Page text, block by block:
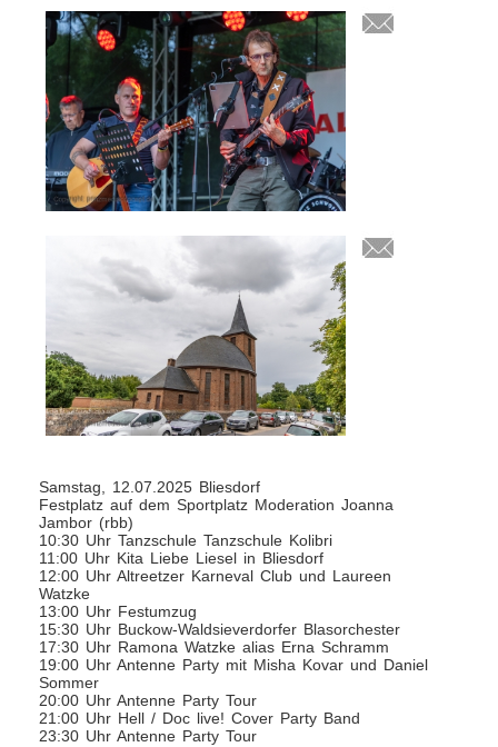
Samstag, 12.07.2025 Bliesdorf
Festplatz auf dem Sportplatz Moderation Joanna
Jambor (rbb)
10:30 Uhr Tanzschule Tanzschule Kolibri
11:00 Uhr Kita Liebe Liesel in Bliesdorf
12:00 Uhr Altreetzer Karneval Club und Laureen
Watzke
13:00 Uhr Festumzug
15:30 Uhr Buckow-Waldsieverdorfer Blasorchester
17:30 Uhr Ramona Watzke alias Erna Schramm
19:00 Uhr Antenne Party mit Misha Kovar und Daniel
Sommer
20:00 Uhr Antenne Party Tour
21:00 Uhr Hell / Doc live! Cover Party Band
23:30 Uhr Antenne Party Tour